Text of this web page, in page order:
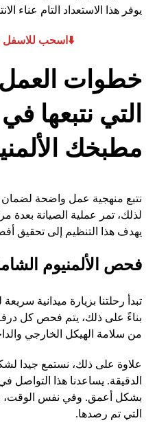
يوفر هذا الاستعداد التام عناء
⬇️اسحب للاسفل
خطوات العمل
التي نتبعها
مطبخك
نتبع منهجية عمل واضحة
لذلك، تمر عملية الصيانة
يهدف هذا التنظيم إلى تحقيق
فحص الألمنيوم
تبدأ رحلتنا بزيارة ميدانية
بناءً على ذلك، يتم فحص كل
من سلامة الهيكل الخارجي
علاوة على ذلك، نستمع جيدا
الدقيقة. يساعدنا هذا
بشكل أعمق. وفي نفس الوقت،
التي تم رصدها.